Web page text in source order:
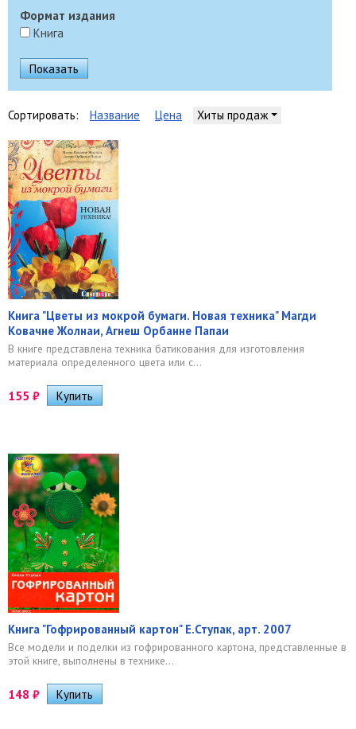
Формат издания
Книга
Сортировать: Название Цена Хиты продаж
Книга "Цветы из мокрой бумаги. Новая техника" Магди
Ковачне Жолнаи, Агнеш Орбанне Папаи
В книге представлена техника батикования для изготовления
материала определенного цвета или с...
155 ₽
Книга "Гофрированный картон" Е.Ступак, арт. 2007
Все модели и поделки из гофрированного картона, представленные в
этой книге, выполнены в технике...
148 ₽